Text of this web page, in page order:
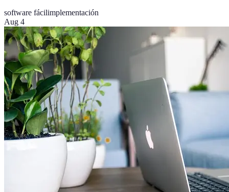
software fácilimplementación
Aug 4